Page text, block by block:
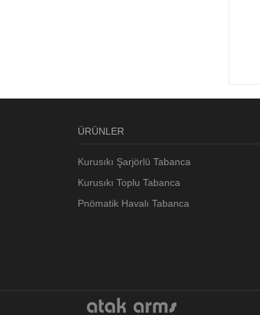
ÜRÜNLER
Kurusıkı Şarjörlü Tabanca
Kurusıkı Toplu Tabanca
Pnömatik Havalı Tabanca